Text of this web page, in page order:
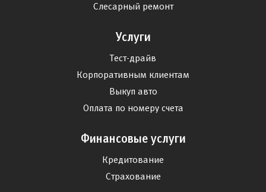
Слесарный ремонт
Услуги
Тест-драйв
Корпоративным клиентам
Выкуп авто
Оплата по номеру счета
Финансовые услуги
Кредитование
Страхование